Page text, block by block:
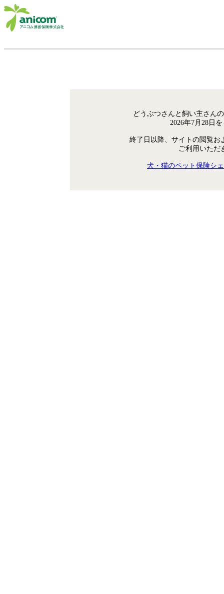
どうぶつさんと飼い主さん
2026年7月28日
終了日以降、サイトの閲覧お
ご利用いただ
犬・猫のペット保険シ